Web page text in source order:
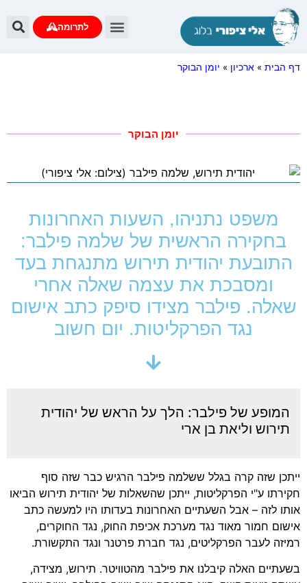
לתרומה
דף הבית » ארכיון » יומן הבוקר
יומן הבוקר
משפט נתניהו, השעות האחרונות
בחקירה הראשית של שלמה פילבר:
התובעת יהודית תירוש מתנגחת בעד
ומסבכת את עצמה שאלה אחרי
שאלה. פילבר מצידו סיפק כתב אישום
נגד הפרקליטות. יום חשוב
המופע של פילבר: הלך על הראש של יהודית
תירוש וליאת בן ארי
ייתכן שזה קרה בגלל ששלמה פילבר הרגיש כבר שזה סוף
חקירתו ע"י הפרקליטות, ייתכן שהשאלות של יהודית תירוש הביאו
אותו לזה – אבל השעתיים האחרונות בעדותו היו למעשה כתב
אישום חמור מאוד נגד מערכת אכיפת החוק, נגד החוקרים,
רמיזה לעבר הפרקליטים, נגד חברת פרטנר ונגד התקשורת.
בשעתיים האלה קיבלנו את פילבר מהטוויטר. תירוש, מצידה,